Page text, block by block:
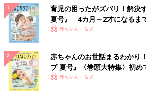
育児の困ったがズバリ！解決
夏号』 4カ月～2才になるま
いっぱい！
赤ちゃん・育児
赤ちゃんのお世話まるわかり
ブ 夏号』〈巻頭大特集〉初め
く！ おっぱい・ミルクの基本
赤ちゃん・育児